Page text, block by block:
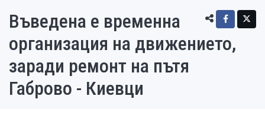
Въведена е временна
организация на движението,
заради ремонт на пътя
Габрово - Киевци